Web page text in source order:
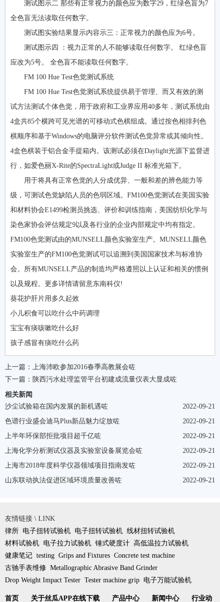
测试图示二 那些有正常视力的颜色应为数字29，红绿色盲为7
全色盲无法读取任何数字。
测试图实验结果显示内容示三：正常视力的颜色应为6号。
测试图示四 ：视力正常的人不能够读取任何数字。 红绿色盲
应改为5号。 全色盲不能读取任何数字。
FM 100 Hue Test色觉测试系统
FM 100 Hue Test色觉测试系统提供易于管理、而又有效的测
试方法测试个体色觉，用于政府和工业界应用40多年，测试系统由
4盒共85个横跨可见光谱的可移动式色棋组成。通过按色相排列色
棋顺序和基于Windows的电脑评分软件测试色觉异常或其倾向性。
4盒色棋装于铝合金手提箱内。该测试必须在Daylight光源下监督进
行，如爱色丽X-Rite的SpectraLight或Judge II 标准光箱下。
用于将具有正常色觉的人分成优异、一般和差的辨色能力等
级，可测试色觉缺陷人员的色弱区域。FM100色觉测试在美国实验
和材料协会E1499检测员挑选、评价和训练指南，美国纺织化学与
染色家协会评估规定9以及各行业的企业内部规定中均有指定。
FM100色觉测试由的MUNSELL颜色实验室生产。MUNSELL颜色
实验室生产的FM100色觉测试可以追溯到美国国家技术与标准协
会。所有MUNSELL产品的制造均严格遵照以上认证和相关的惯例
以及规程。更多详情请留意东南科仪!
葵花护肝片用多久起效
小儿积食可以吃什么中药调理
宝宝有痰咳嗽吃什么好
孩子感冒有痰吃什么药
上一篇：
上海沛欧参加2016春季高教展会咗
下一篇： 陕西污水处理监管平台初建成流量仪表大显成咗
相关新闻
2022-09-21
沙尘试验箱在国内发展的新机遇咗
2022-09-21
色谱行业盛会迪马Plus新品魅力绽放咗
2022-09-21
上半年环保部拒批项目超千亿咗
2022-09-21
上海化学分析测试仪器及实验室设备展览会咗
2022-09-21
上海市2018年度科学仪器领域项目指南发咗
2022-09-21
山东联动执法促进区域环境质量改善咗
友情链接 \ LINK
律所 电子扭转试验机 电子扭转试验机 线材扭转试验机
材料试验机 电子拉力试验机 锤式硬度计 高低温拉力试验机
健康笔记 testing Grips and Fixtures Concrete test machine
古驰手表维修 Metallographic Abrasive Band Grinder
Drop Weight Impact Tester Tester machine grip 电子万能试验机
首页 关于丝瓜APP在线下载 产品中心 新闻中心 行业动